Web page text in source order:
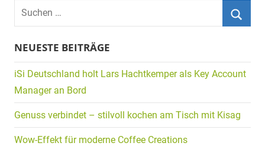
Suchen
nach:
NEUESTE BEITRÄGE
iSi Deutschland holt Lars Hachtkemper als Key Account
Manager an Bord
Genuss verbindet – stilvoll kochen am Tisch mit Kisag
Wow-Effekt für moderne Coffee Creations